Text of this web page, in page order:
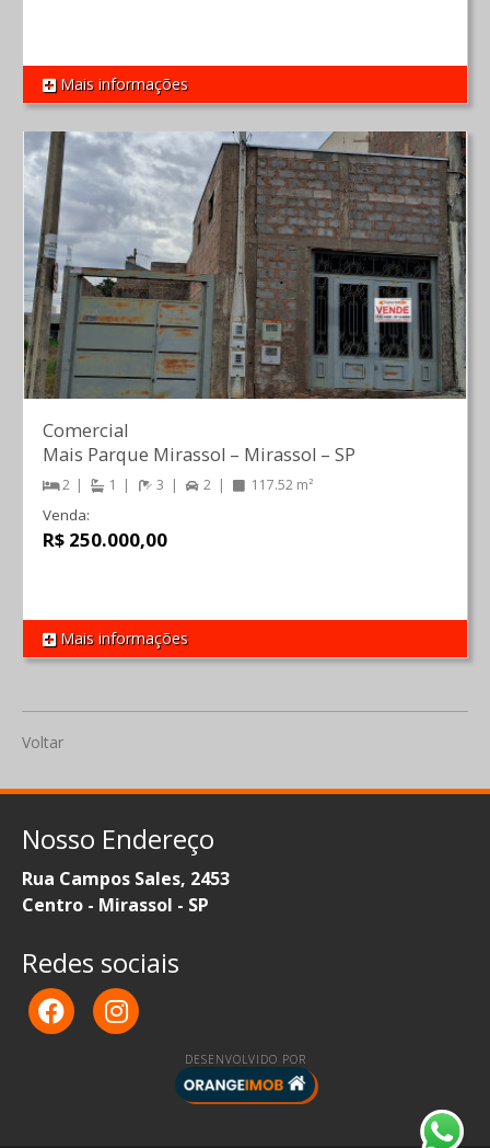
REF 635
Mais informações
REF 1476
Comercial
Mais Parque Mirassol – Mirassol – SP
2 1 3 2 117.52 m²
Venda:
R$ 250.000,00
Mais informações
Voltar
Nosso Endereço
Rua Campos Sales, 2453
Centro - Mirassol - SP
Redes sociais
DESENVOLVIDO POR